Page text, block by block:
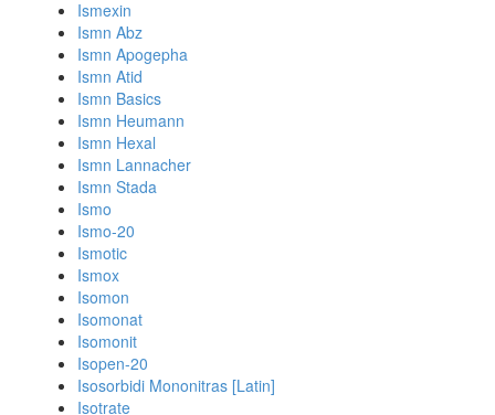
Ismexin
Ismn Abz
Ismn Apogepha
Ismn Atid
Ismn Basics
Ismn Heumann
Ismn Hexal
Ismn Lannacher
Ismn Stada
Ismo
Ismo-20
Ismotic
Ismox
Isomon
Isomonat
Isomonit
Isopen-20
Isosorbidi Mononitras [Latin]
Isotrate